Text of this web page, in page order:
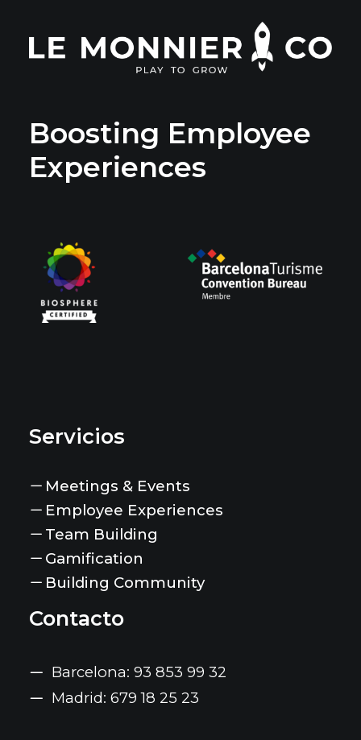
Boosting Employee
Experiences
Servicios
Meetings & Events
Employee Experiences
Team Building
Gamification
Building Community
Contacto
Barcelona: 93 853 99 32
Madrid: 679 18 25 23